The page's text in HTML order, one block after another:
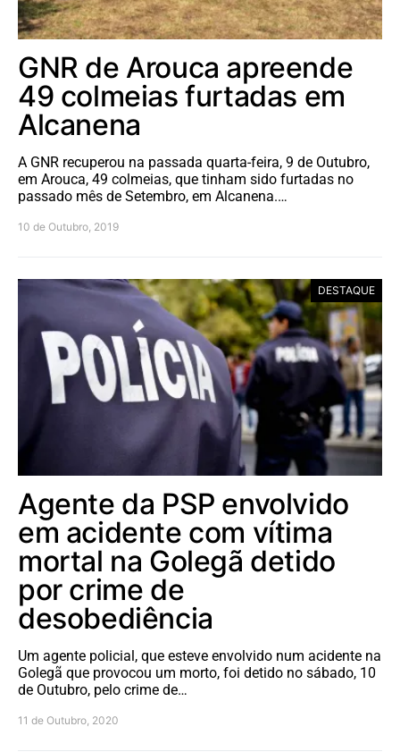
GNR de Arouca apreende
49 colmeias furtadas em
Alcanena
A GNR recuperou na passada quarta-feira, 9 de Outubro,
em Arouca, 49 colmeias, que tinham sido furtadas no
passado mês de Setembro, em Alcanena.…
10 de Outubro, 2019
DESTAQUE
Agente da PSP envolvido
em acidente com vítima
mortal na Golegã detido
por crime de
desobediência
Um agente policial, que esteve envolvido num acidente na
Golegã que provocou um morto, foi detido no sábado, 10
de Outubro, pelo crime de…
11 de Outubro, 2020